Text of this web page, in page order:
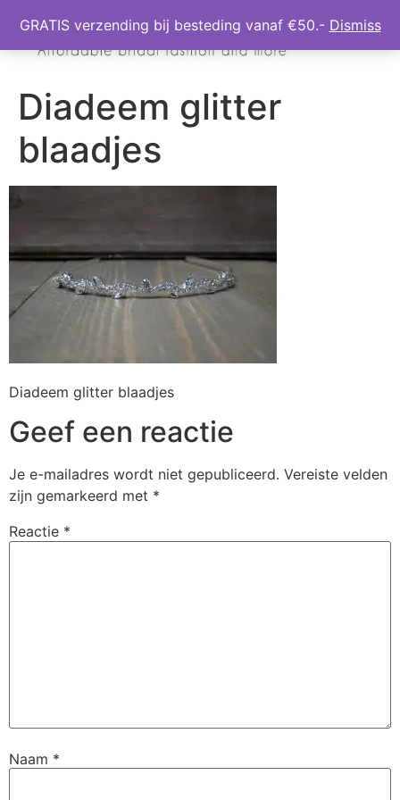
Diadeem glitter
blaadjes
Diadeem glitter blaadjes
Geef een reactie
Je e-mailadres wordt niet gepubliceerd. Vereiste velden
zijn gemarkeerd met *
Reactie *
Naam *
GRATIS verzending bij besteding vanaf €50.- Dismiss